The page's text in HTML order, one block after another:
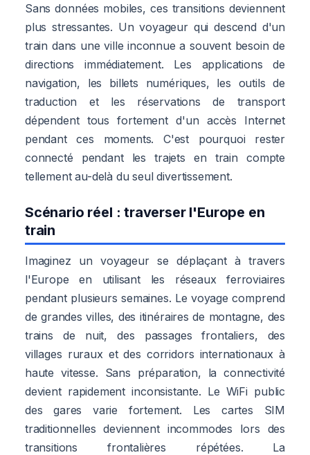
Sans données mobiles, ces transitions deviennent
plus stressantes. Un voyageur qui descend d'un
train dans une ville inconnue a souvent besoin de
directions immédiatement. Les applications de
navigation, les billets numériques, les outils de
traduction et les réservations de transport
dépendent tous fortement d'un accès Internet
pendant ces moments. C'est pourquoi rester
connecté pendant les trajets en train compte
tellement au-delà du seul divertissement.
Scénario réel : traverser l'Europe en
train
Imaginez un voyageur se déplaçant à travers
l'Europe en utilisant les réseaux ferroviaires
pendant plusieurs semaines. Le voyage comprend
de grandes villes, des itinéraires de montagne, des
trains de nuit, des passages frontaliers, des
villages ruraux et des corridors internationaux à
haute vitesse. Sans préparation, la connectivité
devient rapidement inconsistante. Le WiFi public
des gares varie fortement. Les cartes SIM
traditionnelles deviennent incommodes lors des
transitions frontalières répétées. La